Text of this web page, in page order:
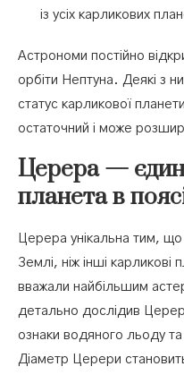
із усіх карликових
Астрономи постійно
орбіти Нептуна. Деякі з
статус карликової
остаточний і може
Церера —
планета в
Церера унікальна тим,
Землі, ніж інші карликові
вважали найбільшим
детально дослідив
ознаки водяного льоду
Діаметр Церери